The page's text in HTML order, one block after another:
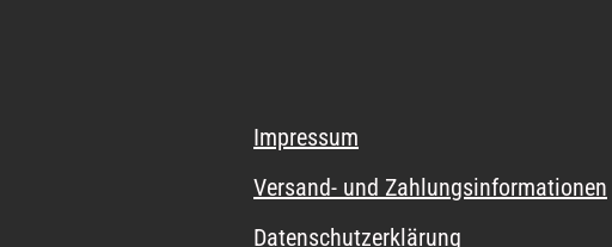
Impressum
Versand- und Zahlungsinformationen
Datenschutzerklärung